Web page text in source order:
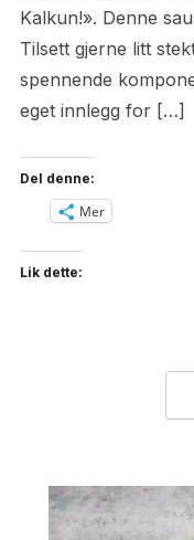
Kalkun!». Denne
Tilsett gjerne litt
spennende
eget innlegg for […]
Del denne:
Mer
Lik dette: